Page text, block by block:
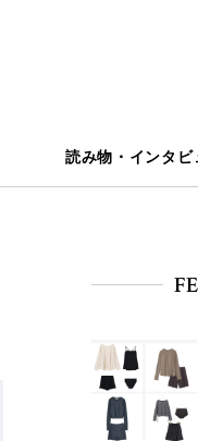
読み物・インタビ